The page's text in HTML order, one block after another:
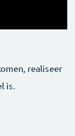
realiseer
is.